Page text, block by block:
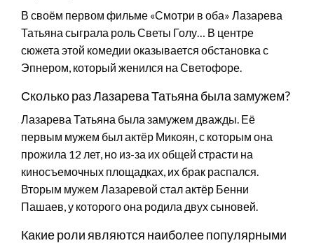
В своём первом фильме «Смотри в оба» Лазарева
Татьяна сыграла роль Светы Голу… В центре
сюжета этой комедии оказывается обстановка с
Эпнером, который женился на Светофоре.
Сколько раз Лазарева Татьяна была замужем?
Лазарева Татьяна была замужем дважды. Её
первым мужем был актёр Микоян, с которым она
прожила 12 лет, но из-за их общей страсти на
киносъемочных площадках, их брак распался.
Вторым мужем Лазаревой стал актёр Бенни
Пашаев, у которого она родила двух сыновей.
Какие роли являются наиболее популярными